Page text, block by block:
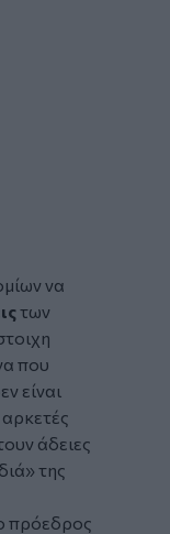
να
των
που
είναι
άδειες
της
πρόεδρος